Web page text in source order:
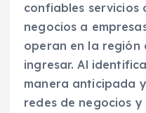
confiables servicios
negocios a
operan en la región
ingresar. Al
manera anticipada
redes de negocios